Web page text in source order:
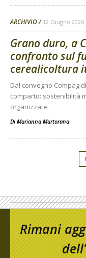
ARCHIVIO 12 Giugno 2026
Grano duro, a
confronto sul
cerealicoltura
Dal convegno Compag
comparto: sostenibilità
organizzate
Di Marianna Martorana
Rimani